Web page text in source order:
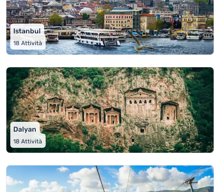
Istanbul
18 Attività
Dalyan
18 Attività